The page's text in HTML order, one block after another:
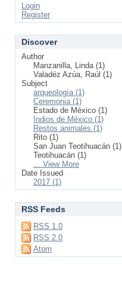
Login
Register
Discover
Author
Manzanilla, Linda (1)
Valadéz Azúa, Raúl (1)
Subject
arqueología (1)
Ceremonia (1)
Estado de México (1)
Indios de México (1)
Restos animales (1)
Rito (1)
San Juan Teotihuacán (1)
Teotihuacán (1)
... View More
Date Issued
2017 (1)
RSS Feeds
RSS 1.0
RSS 2.0
Atom